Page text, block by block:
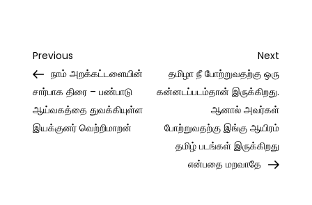
Post
navigation
Previous
Post
Previous
நாம் அறக்கட்டளையின்
சார்பாக திரை – பண்பாடு
ஆய்வகத்தை துவக்கியுள்ள
இயக்குனர் வெற்றிமாறன்
Next
Post
Next
தமிழா நீ போற்றுவதற்கு ஒரு
கன்னடப்படம்தான் இருக்கிறது.
ஆனால் அவர்கள்
போற்றுவதற்கு இங்கு ஆயிரம்
தமிழ் படங்கள் இருக்கிறது
என்பதை மறவாதே